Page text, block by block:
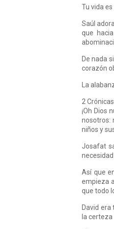
Tu vida
Saúl
que
De nada
corazón
La
2
¡Oh Dios
nosotros:
niños y
Josafat
Así que
empieza
que todo
David
la certeza